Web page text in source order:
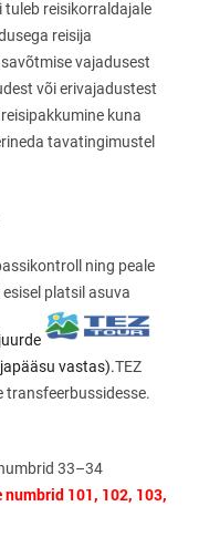
tuleb reisikorraldajale
reisija
vajadusest
või erivajadustest
kuna
tavatingimustel
ning peale
platsil asuva
vastas).TEZ
transfeerbussidesse.
33–34
numbrid 101, 102, 103,